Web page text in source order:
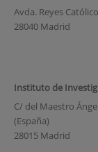
Avda. Reyes
28040 Madrid
Instituto de
C/ del Maestro
(España)
28015 Madrid